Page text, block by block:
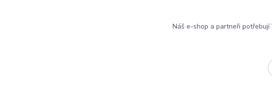
Náš e-shop a partneři potřebují